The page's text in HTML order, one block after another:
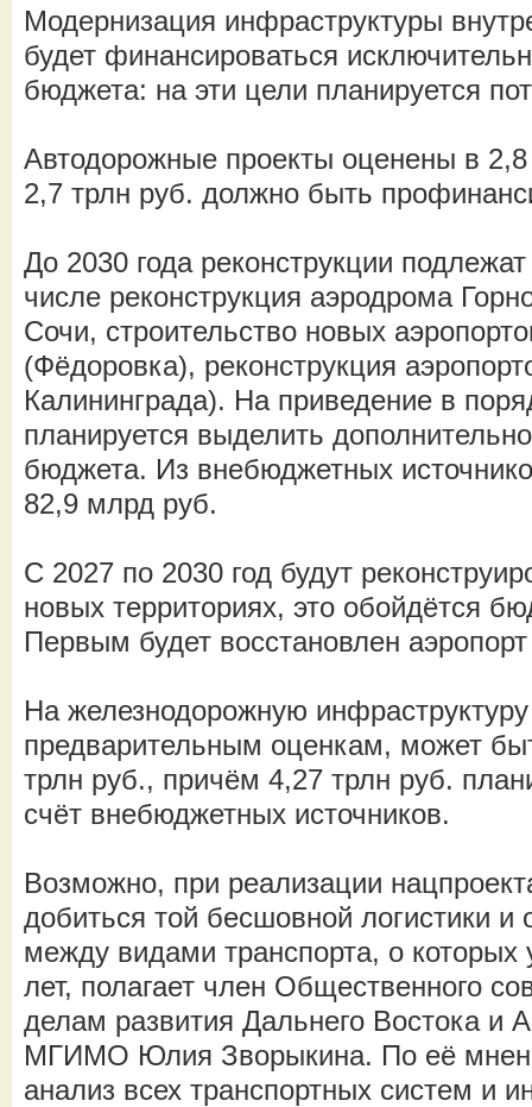
Модернизация инфраструктуры
будет финансироваться
бюджета: на эти цели планируется
Автодорожные проекты оценены в 2,8
2,7 трлн руб. должно быть
До 2030 года реконструкции
числе реконструкция аэродрома
Сочи, строительство новых
(Фёдоровка), реконструкция
Калининграда). На приведение в
планируется выделить
бюджета. Из внебюджетных
82,9 млрд руб.
С 2027 по 2030 год будут
новых территориях, это обойдётся
Первым будет восстановлен
На железнодорожную
предварительным оценкам, может
трлн руб., причём 4,27 трлн руб.
счёт внебюджетных источников.
Возможно, при реализации
добиться той бесшовной логистики и
между видами транспорта, о которых
лет, полагает член Общественного
делам развития Дальнего Востока и
МГИМО Юлия Зворыкина. По её
анализ всех транспортных систем и